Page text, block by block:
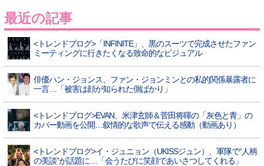
最近の記事
<トレンドブログ>「INFINITE」、黒のスーツで完成させたファン
ミーティングに行きたくなる致命的なビジュアル
俳優ハン・ジョンス、ファン・ジョンミンとの私的関係暴露者に
一言…「被害は顔が知られた側ばかり」
<トレンドブログ>EVAN、米津玄師＆菅田将暉の「灰色と青」の
カバー動画を公開…叙情的な歌声で伝える感動（動画あり）
<トレンドブログ>イ・ジュニョン（UKISSジュン）、軍隊で“人柄
の美談”が話題に…「会うたびに笑顔であいさつしてくれる」